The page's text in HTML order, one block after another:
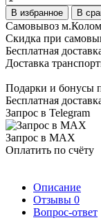
В избранное
В
Самовывоз
Скидка при
Бесплатная
Доставка
Подарки и бонусы
Бесплатная
Запрос в Telegram
Запрос в MAX
Оплатить по счёту
Описание
Отзывы 0
Вопрос-ответ